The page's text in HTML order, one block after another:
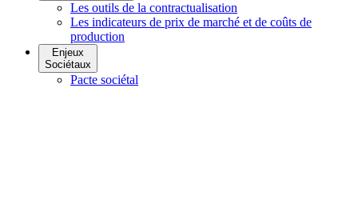
Les outils de la contractualisation
Les indicateurs de prix de marché et de coûts de
production
Enjeux
Sociétaux
Pacte sociétal